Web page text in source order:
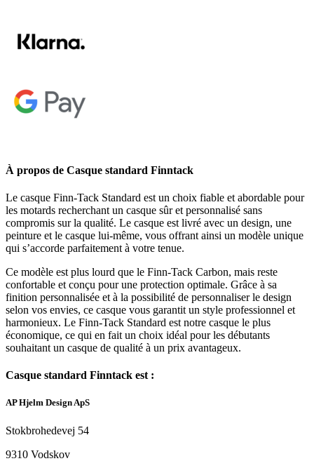
À propos de Casque standard Finntack
Le casque Finn-Tack Standard est un choix fiable et abordable pour
les motards recherchant un casque sûr et personnalisé sans
compromis sur la qualité. Le casque est livré avec un design, une
peinture et le casque lui-même, vous offrant ainsi un modèle unique
qui s’accorde parfaitement à votre tenue.
Ce modèle est plus lourd que le Finn-Tack Carbon, mais reste
confortable et conçu pour une protection optimale. Grâce à sa
finition personnalisée et à la possibilité de personnaliser le design
selon vos envies, ce casque vous garantit un style professionnel et
harmonieux. Le Finn-Tack Standard est notre casque le plus
économique, ce qui en fait un choix idéal pour les débutants
souhaitant un casque de qualité à un prix avantageux.
Casque standard Finntack est :
AP Hjelm Design ApS
Stokbrohedevej 54
9310 Vodskov